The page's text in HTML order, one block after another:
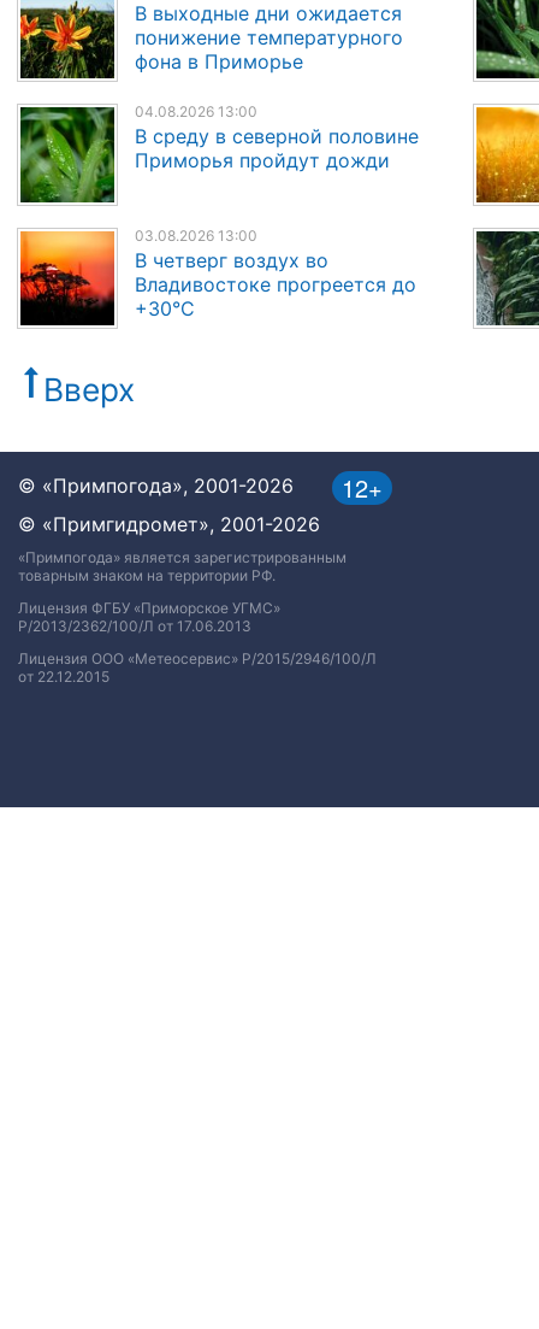
В выходные дни ожидается
понижение температурного
фона в Приморье
04.08.2026 13:00
В среду в северной половине
Приморья пройдут дожди
03.08.2026 13:00
В четверг воздух во
Владивостоке прогреется до
+30°C
Вверх
12+
© «Примпогода», 2001-2026
© «Примгидромет», 2001-2026
«Примпогода» является зарегистрированным
товарным знаком на территории РФ.
Лицензия ФГБУ «Приморское УГМС»
Р/2013/2362/100/Л от 17.06.2013
Лицензия ООО «Метеосервис» Р/2015/2946/100/Л
от 22.12.2015